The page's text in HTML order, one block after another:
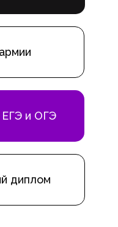
диплом
ЕГЭ и ОГЭ